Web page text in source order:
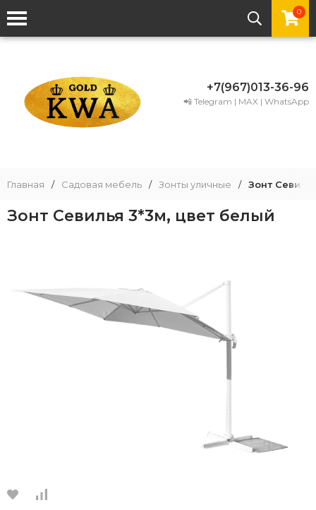
0
+7(967)013-36-96
📲 Telegram | MAX | WhatsApp
Главная / Садовая мебель / Зонты уличные / Зонт
Зонт Севилья 3*3м, цвет белый